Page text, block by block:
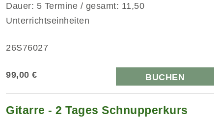
Dauer: 5 Termine / gesamt: 11,50
Unterrichtseinheiten
26S76027
99,00 € BUCHEN
Gitarre - 2 Tages Schnupperkurs